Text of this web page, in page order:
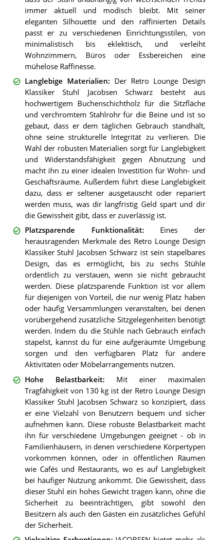
immer aktuell und modisch bleibt. Mit seiner
eleganten Silhouette und den raffinierten Details
passt er zu verschiedenen Einrichtungsstilen, von
minimalistisch bis eklektisch, und verleiht
Wohnzimmern, Büros oder Essbereichen eine
mühelose Raffinesse.
Langlebige Materialien: Der Retro Lounge Design
Klassiker Stuhl Jacobsen Schwarz besteht aus
hochwertigem Buchenschichtholz für die Sitzfläche
und verchromtem Stahlrohr für die Beine und ist so
gebaut, dass er dem täglichen Gebrauch standhält,
ohne seine strukturelle Integrität zu verlieren. Die
Wahl der robusten Materialien sorgt für Langlebigkeit
und Widerstandsfähigkeit gegen Abnutzung und
macht ihn zu einer idealen Investition für Wohn- und
Geschäftsräume. Außerdem führt diese Langlebigkeit
dazu, dass er seltener ausgetauscht oder repariert
werden muss, was dir langfristig Geld spart und dir
die Gewissheit gibt, dass er zuverlässig ist.
Platzsparende Funktionalität: Eines der
herausragenden Merkmale des Retro Lounge Design
Klassiker Stuhl Jacobsen Schwarz ist sein stapelbares
Design, das es ermöglicht, bis zu sechs Stühle
ordentlich zu verstauen, wenn sie nicht gebraucht
werden. Diese platzsparende Funktion ist vor allem
für diejenigen von Vorteil, die nur wenig Platz haben
oder häufig Versammlungen veranstalten, bei denen
vorübergehend zusätzliche Sitzgelegenheiten benötigt
werden. Indem du die Stühle nach Gebrauch einfach
stapelst, kannst du für eine aufgeräumte Umgebung
sorgen und den verfügbaren Platz für andere
Aktivitäten oder Möbelarrangements nutzen.
Hohe Belastbarkeit: Mit einer maximalen
Tragfähigkeit von 130 kg ist der Retro Lounge Design
Klassiker Stuhl Jacobsen Schwarz so konzipiert, dass
er eine Vielzahl von Benutzern bequem und sicher
aufnehmen kann. Diese robuste Belastbarkeit macht
ihn für verschiedene Umgebungen geeignet - ob in
Familienhäusern, in denen verschiedene Körpertypen
vorkommen können, oder in öffentlichen Räumen
wie Cafés und Restaurants, wo es auf Langlebigkeit
bei häufiger Nutzung ankommt. Die Gewissheit, dass
dieser Stuhl ein hohes Gewicht tragen kann, ohne die
Sicherheit zu beeinträchtigen, gibt sowohl den
Besitzern als auch den Gästen ein zusätzliches Gefühl
der Sicherheit.